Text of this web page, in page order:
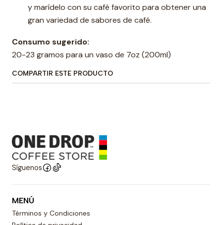
y marídelo con su café favorito para obtener una
gran variedad de sabores de café.
Consumo sugerido:
20-23 gramos para un vaso de 7oz (200ml)
COMPARTIR ESTE PRODUCTO
Síguenos
MENÚ
Términos y Condiciones